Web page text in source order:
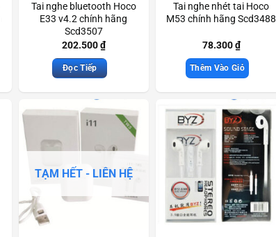
Tai nghe bluetooth Hoco
E33 v4.2 chính hãng
Scd3507
202.500₫
Đọc Tiếp
Tai nghe nhét tai Hoco
M53 chính hãng Scd3488
78.300₫
Thêm Vào Giỏ
TẠM HẾT - LIÊN HỆ